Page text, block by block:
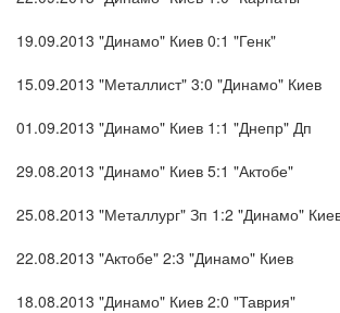
19.09.2013 "Динамо" Киев 0:1 "Генк"
15.09.2013 "Металлист" 3:0 "Динамо" Киев
01.09.2013 "Динамо" Киев 1:1 "Днепр" Дп
29.08.2013 "Динамо" Киев 5:1 "Актобе"
25.08.2013 "Металлург" Зп 1:2 "Динамо"
22.08.2013 "Актобе" 2:3 "Динамо" Киев
18.08.2013 "Динамо" Киев 2:0 "Таврия"